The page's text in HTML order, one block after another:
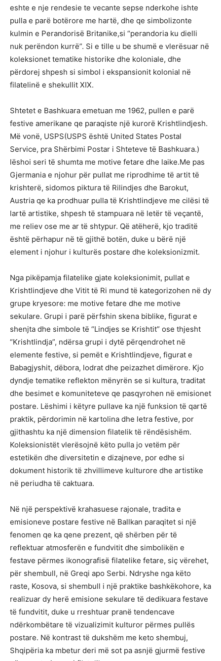
eshte e nje rendesie te vecante sepse nderkohe ishte
pulla e parë botërore me hartë, dhe qe simbolizonte
kulmin e Perandorisë Britanike,si “perandoria ku dielli
nuk perëndon kurrë”. Si e tille u be shumë e vlerësuar në
koleksionet tematike historike dhe koloniale, dhe
përdorej shpesh si simbol i ekspansionit kolonial në
filatelinë e shekullit XIX.
Shtetet e Bashkuara emetuan me 1962, pullen e parë
festive amerikane qe paraqiste një kurorë Krishtlindjesh.
Më vonë, USPS(USPS është United States Postal
Service, pra Shërbimi Postar i Shteteve të Bashkuara.)
lëshoi seri të shumta me motive fetare dhe laike.Me pas
Gjermania e njohur për pullat me riprodhime të artit të
krishterë, sidomos piktura të Rilindjes dhe Barokut,
Austria qe ka prodhuar pulla të Krishtlindjeve me cilësi të
lartë artistike, shpesh të stampuara në letër të veçantë,
me reliev ose me ar të shtypur. Që atëherë, kjo traditë
është përhapur në të gjithë botën, duke u bërë një
element i njohur i kulturës postare dhe koleksionizmit.
Nga pikëpamja filatelike gjate koleksionimit, pullat e
Krishtlindjeve dhe Vitit të Ri mund të kategorizohen në dy
grupe kryesore: me motive fetare dhe me motive
sekulare. Grupi i parë përfshin skena biblike, figurat e
shenjta dhe simbole të “Lindjes se Krishtit” ose thjesht
“Krishtlindja”, ndërsa grupi i dytë përqendrohet në
elemente festive, si pemët e Krishtlindjeve, figurat e
Babagjyshit, dëbora, lodrat dhe peizazhet dimërore. Kjo
dyndje tematike reflekton mënyrën se si kultura, traditat
dhe besimet e komuniteteve qe pasqyrohen në emisionet
postare. Lëshimi i këtyre pullave ka një funksion të qartë
praktik, përdorimin në kartolina dhe letra festive, por
gjithashtu ka një dimension filatelik të rëndësishëm.
Koleksionistët vlerësojnë këto pulla jo vetëm për
estetikën dhe diversitetin e dizajneve, por edhe si
dokument historik të zhvillimeve kulturore dhe artistike
në periudha të caktuara.
Në një perspektivë krahasuese rajonale, tradita e
emisioneve postare festive në Ballkan paraqitet si një
fenomen qe ka qene prezent, që shërben për të
reflektuar atmosferën e fundvitit dhe simbolikën e
festave përmes ikonografisë filatelike fetare, siç vërehet,
për shembull, në Greqi apo Serbi. Ndryshe nga këto
raste, Kosova, si shembull i një praktike bashkëkohore, ka
realizuar dy herë emisione sekulare të dedikuara festave
të fundvitit, duke u rreshtuar pranë tendencave
ndërkombëtare të vizualizimit kulturor përmes pullës
postare. Në kontrast të dukshëm me keto shembuj,
Shqipëria ka mbetur deri më sot pa asnjë gjurmë festive